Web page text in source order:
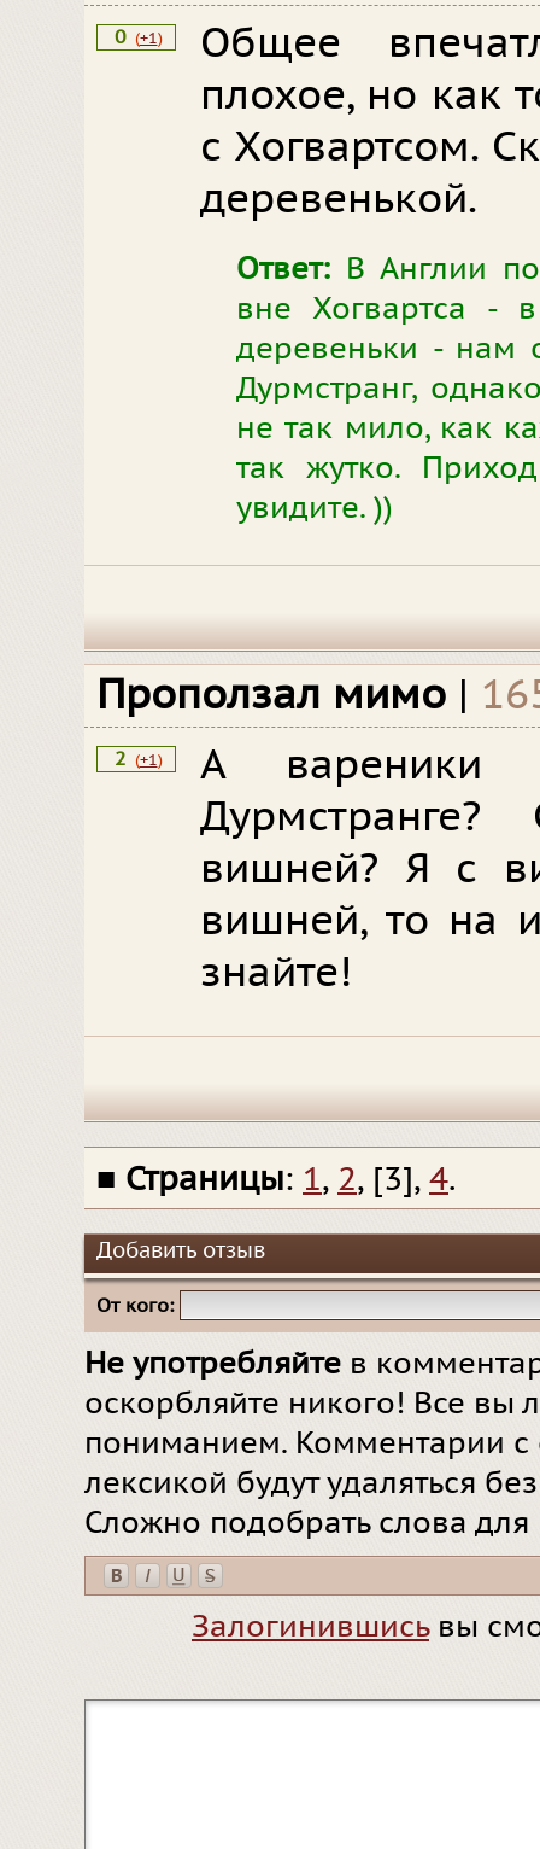
0 (+1)
Общее
плохое, но как
с Хогвартсом.
деревенькой.
Ответ: В Англии
вне Хогвартса -
деревеньки - нам
Дурмстранг,
не так мило, как
так жутко.
увидите. ))
Проползал мимо |
2 (+1)
А
вишней? Я с
вишней, то на
знайте!
■ Страницы: 1, 2, [3], 4.
Добавить отзыв
От кого:
Не употребляйте в
оскорбляйте никого! Все вы
пониманием. Комментарии
лексикой будут удаляться
Сложно подобрать слова
Залогинившисьвы